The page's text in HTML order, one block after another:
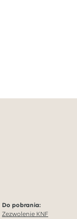
Do pobrania:
Zezwolenie KNF